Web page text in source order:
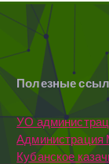
Полезные
УО
Кубанское